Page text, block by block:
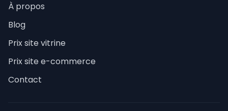
À propos
Blog
Prix site vitrine
Prix site e-commerce
Contact